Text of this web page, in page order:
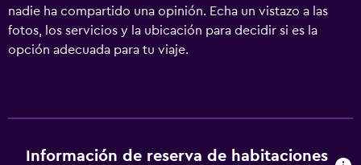
nadie ha compartido una opinión. Echa un vistazo a las
fotos, los servicios y la ubicación para decidir si es la
opción adecuada para tu viaje.
Información de reserva de habitaciones